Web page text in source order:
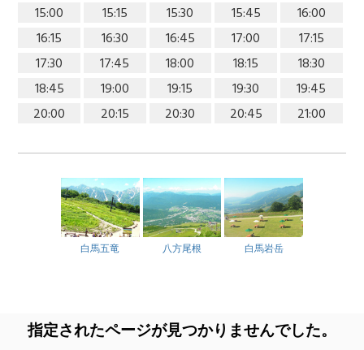
15:00
15:15 15:30 15:45
16:00
16:15
16:30 16:45 17:00
17:15
17:30
17:45 18:00 18:15
18:30
18:45
19:00 19:15 19:30
19:45
20:00
20:15 20:30 20:45 21:00
白馬五竜 八方尾根 白馬岩岳